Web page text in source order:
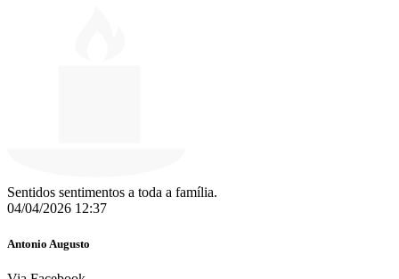
Sentidos sentimentos a toda a família.
04/04/2026 12:37
Antonio Augusto